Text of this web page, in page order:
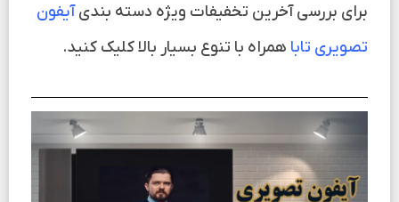
برای بررسی آخرین تخفیفات ویژه دسته بندیآیفون
تصویری تابا همراه با تنوع بسیار بالا کلیک کنید.